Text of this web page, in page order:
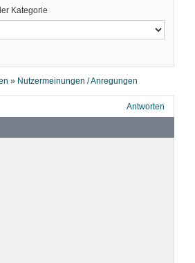
Kategorie
» Nutzermeinungen / Anregungen
Antworten